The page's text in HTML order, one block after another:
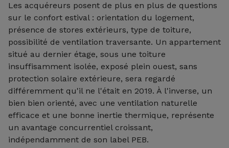
Les acquéreurs posent de plus en plus de questions
sur le confort estival : orientation du logement,
présence de stores extérieurs, type de toiture,
possibilité de ventilation traversante. Un appartement
situé au dernier étage, sous une toiture
insuffisamment isolée, exposé plein ouest, sans
protection solaire extérieure, sera regardé
différemment qu'il ne l'était en 2019. À l'inverse, un
bien bien orienté, avec une ventilation naturelle
efficace et une bonne inertie thermique, représente
un avantage concurrentiel croissant,
indépendamment de son label PEB.